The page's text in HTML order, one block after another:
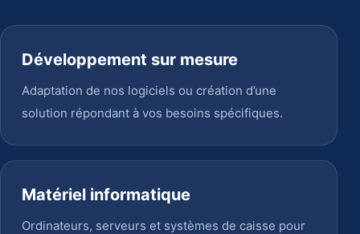
Développement sur mesure
Adaptation de nos logiciels ou création d’une
solution répondant à vos besoins spécifiques.
Matériel informatique
Ordinateurs, serveurs et systèmes de caisse pour